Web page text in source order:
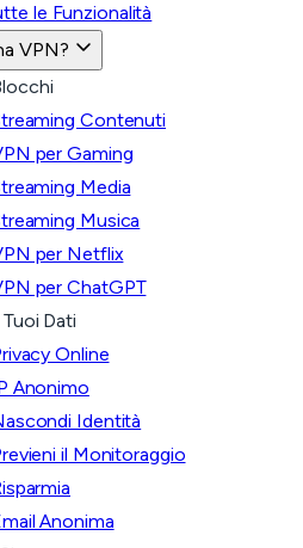
le Funzionalità
VPN?
Contenuti
per Gaming
Media
Musica
per Netflix
per ChatGPT
Dati
Online
Anonimo
Identità
il Monitoraggio
Anonima